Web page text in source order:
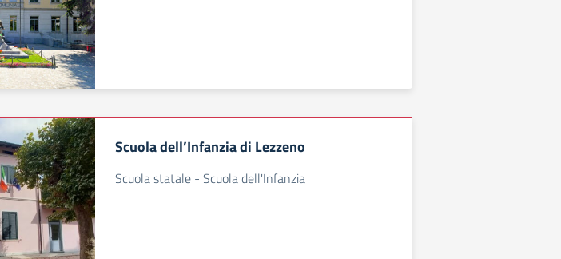
Scuola dell’Infanzia di Lezzeno
Scuola statale - Scuola dell'Infanzia